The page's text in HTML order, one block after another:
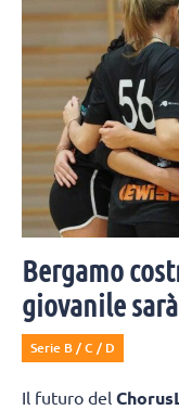
Bergamo
giovanile
Serie B / C / D
Il futuro del